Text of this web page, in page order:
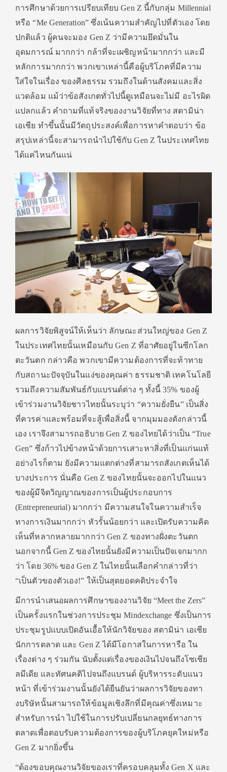
การศึกษาด้วยการเปรียบเทียบ Gen Z นี้กับกลุ่ม Millennial
หรือ “Me Generation” ซึ่งเน้นความสำคัญไปที่ตัวเอง โดย
ปกติแล้ว ผู้คนจะมอง Gen Z ว่ามีความยึดมั่นใน
อุดมการณ์ มากกว่า กล้าที่จะเผชิญหน้ามากกว่า และมี
หลักการมากกว่า พวกเขาเหล่านี้คือผู้บริโภคที่มีความ
ใส่ใจในเรื่อง ของศีลธรรม รวมถึงในด้านสังคมและสิ่ง
แวดล้อม แม้ว่าข้อสังเกตทั่วไปนี้ดูเหมือนจะไม่มี อะไรผิด
แปลกแล้ว คำถามที่แท้จริงของงานวิจัยที่ทาง สตามิน่า
เอเชีย ทำขึ้นนั้นมีวัตถุประสงค์เพื่อการหาคำตอบว่า ข้อ
สรุปเหล่านี้จะสามารถนำไปใช้กับ Gen Z ในประเทศไทย
ได้แค่ไหนกันแน่
ผลการวิจัยพิสูจน์ให้เห็นว่า ลักษณะส่วนใหญ่ของ Gen Z
ในประเทศไทยนั้นเหมือนกับ Gen Z ที่อาศัยอยู่ในซีกโลก
ตะวันตก กล่าวคือ พวกเขามีความต้องการที่จะท้าทาย
กับสถานะปัจจุบันในแง่ของคุณค่า ธรรมชาติ เทคโนโลยี
รวมถึงความสัมพันธ์กับแบรนด์ต่าง ๆ ทั้งนี้ 35% ของผู้
เข้าร่วมงานวิจัยชาวไทยนั้นระบุว่า “ความยั่งยืน” เป็นสิ่ง
ที่ควรค่าและพร้อมที่จะสู้เพื่อสิ่งนี้ จากมุมมองดังกล่าวนี้
เอง เราจึงสามารถอธิบาย Gen Z ของไทยได้ว่าเป็น “True
Gen” ซึ่งก้าวไปข้างหน้าด้วยการเสาะหาสิ่งที่เป็นแก่นแท้
อย่างไรก็ตาม ยังมีความแตกต่างที่สามารถสังเกตเห็นได้
บางประการ นั่นคือ Gen Z ของไทยนั้นจะออกไปในแนว
ของผู้มีจิตวิญญาณของการเป็นผู้ประกอบการ
(Entrepreneurial) มากกว่า มีความสนใจในความสำเร็จ
ทางการเงินมากกว่า หัวรั้นน้อยกว่า และเปิดรับความคิด
เห็นที่หลากหลายมากกว่า Gen Z ของทางฝั่งตะวันตก
นอกจากนี้ Gen Z ของไทยนั้นยังมีความเป็นปัจเจกมากก
ว่า โดย 36% ของ Gen Z ในไทยนั้นเลือกคำกล่าวที่ว่า
“เป็นตัวของตัวเอง!” ให้เป็นสุดยอดคติประจำใจ
มีการนำเสนอผลการศึกษาของงานวิจัย “Meet the Zers”
เป็นครั้งแรกในช่วงการประชุม Mindexchange ซึ่งเป็นการ
ประชุมรูปแบบเปิดอันเอื้อให้นักวิจัยของ สตามิน่า เอเชีย
นักการตลาด และ Gen Z ได้มีโอกาสในการหารือ ใน
เรื่องต่าง ๆ ร่วมกัน นับตั้งแต่เรื่องของเงินไปจนถึงโซเชีย
ลมีเดีย และทัศนคติไปจนถึงแบรนด์ ผู้บริหารระดับแนว
หน้า ที่เข้าร่วมงานนั้นยังได้ยืนยันว่าผลการวิจัยของทา
งบริษัทนั้นสามารถให้ข้อมูลเชิงลึกที่มีคุณค่าซึ่งเหมาะ
สำหรับการนำ ไปใช้ในการปรับเปลี่ยนกลยุทธ์ทางการ
ตลาดเพื่อตอบรับความต้องการของผู้บริโภคยุคใหม่หรือ
Gen Z มากยิ่งขึ้น
“ต้องขอบคุณงานวิจัยของเราที่ครอบคลุมทั้ง Gen X และ